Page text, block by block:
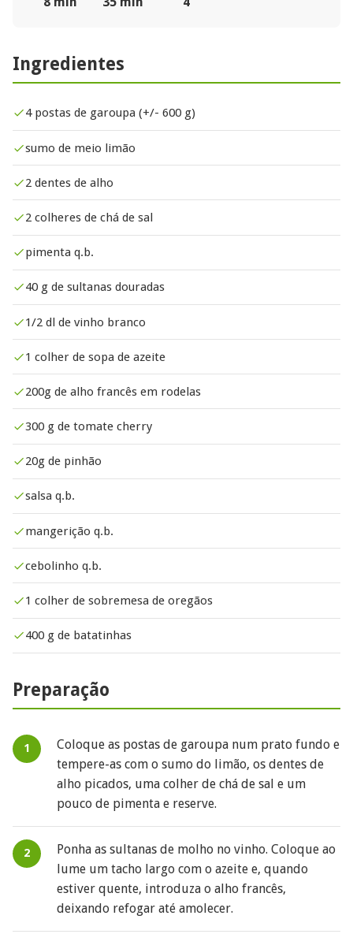
Ingredientes
4 postas de garoupa (+/- 600 g)
sumo de meio limão
2 dentes de alho
2 colheres de chá de sal
pimenta q.b.
40 g de sultanas douradas
1/2 dl de vinho branco
1 colher de sopa de azeite
200g de alho francês em rodelas
300 g de tomate cherry
20g de pinhão
salsa q.b.
mangerição q.b.
cebolinho q.b.
1 colher de sobremesa de oregãos
400 g de batatinhas
Preparação
Coloque as postas de garoupa num prato fundo e
tempere-as com o sumo do limão, os dentes de
alho picados, uma colher de chá de sal e um
pouco de pimenta e reserve.
Ponha as sultanas de molho no vinho. Coloque ao
lume um tacho largo com o azeite e, quando
estiver quente, introduza o alho francês,
deixando refogar até amolecer.